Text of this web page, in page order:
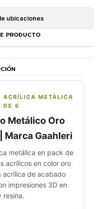
ubicaciones
PRODUCTO
ACRÍLICA METÁLICA
DE 6
Metálico Oro
Marca GaahIeri
metálica en pack de
acrílicos en color oro
acrílica de acabado
impresiones 3D en
resina.